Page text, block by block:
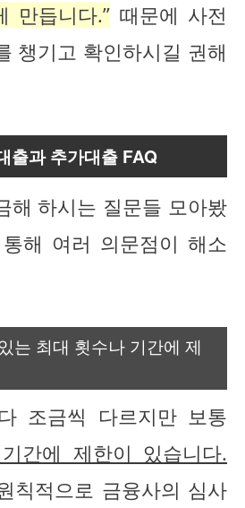
만듭니다.” 때문에 사전
챙기고 확인하시길 권해
출과 추가대출 FAQ
해 하시는 질문들 모아봤
해 여러 의문점이 해소
는 최대 횟수나 기간에 제
조금씩 다르지만 보통
간에 제한이 있습니다.
칙적으로 금융사의 심사